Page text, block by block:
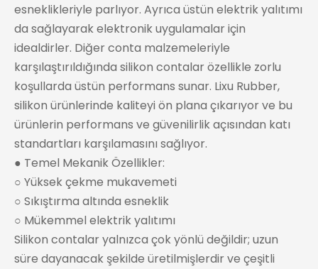
esneklikleriyle parlıyor. Ayrıca üstün elektrik yalıtımı
da sağlayarak elektronik uygulamalar için
idealdirler. Diğer conta malzemeleriyle
karşılaştırıldığında silikon contalar özellikle zorlu
koşullarda üstün performans sunar. Lixu Rubber,
silikon ürünlerinde kaliteyi ön plana çıkarıyor ve bu
ürünlerin performans ve güvenilirlik açısından katı
standartları karşılamasını sağlıyor.
● Temel Mekanik Özellikler:
○ Yüksek çekme mukavemeti
○ Sıkıştırma altında esneklik
○ Mükemmel elektrik yalıtımı
Silikon contalar yalnızca çok yönlü değildir; uzun
süre dayanacak şekilde üretilmişlerdir ve çeşitli